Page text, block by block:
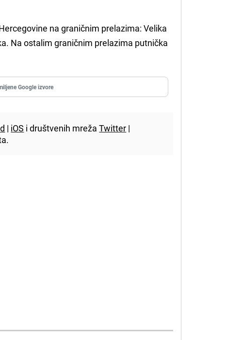
na graničnim prelazima: Velika
Na ostalim graničnim prelazima putnička
Google izvore
| iOS i društvenih mrežaTwitter |